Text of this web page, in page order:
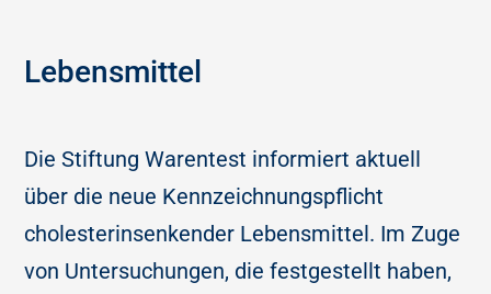
Lebensmittel
Die Stiftung Warentest informiert aktuell
über die neue Kennzeichnungspflicht
cholesterinsenkender Lebensmittel. Im Zuge
von Untersuchungen, die festgestellt haben,